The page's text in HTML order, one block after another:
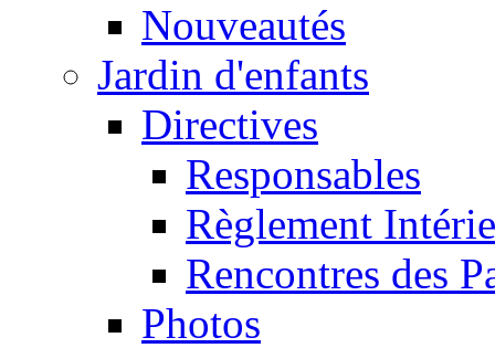
Nouveautés
Jardin d'enfants
Directives
Responsables
Règlement
Rencontres des
Photos